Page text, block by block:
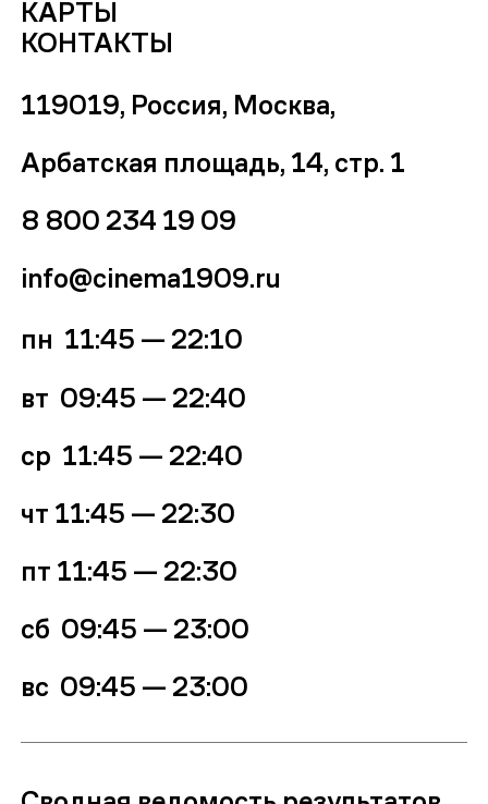
КАРТЫ
КОНТАКТЫ
119019, Россия, Москва,
Арбатская площадь, 14, стр. 1
8 800 234 19 09
info@cinema1909.ru
пн 11:45 — 22:10
вт 09:45 —22:40
ср 11:45 — 22:40
чт 11:45 — 22:30
пт 11:45 — 22:30
сб 09:45 — 23:00
вс 09:45 — 23:00